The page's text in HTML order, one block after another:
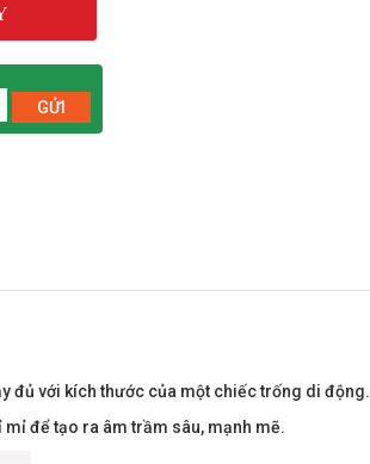
GỬI
đủ với kích thước của một chiếc trống di động.
để tạo ra âm trầm sâu, mạnh mẽ.